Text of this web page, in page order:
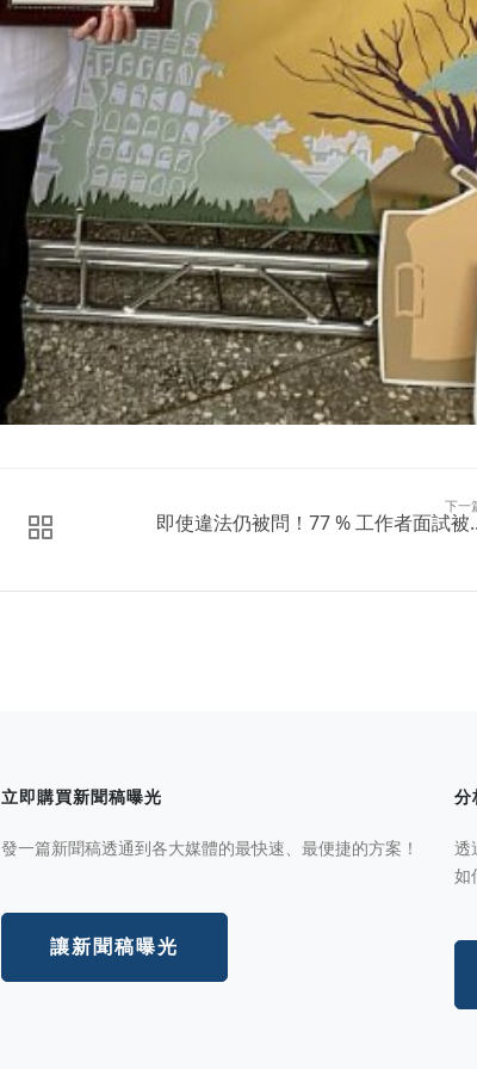
下一
即使違法仍被問！77 % 工作者面試被
立即購買新聞稿曝光
發一篇新聞稿透通到各大媒體的最快速、最便捷的方案！
讓新聞稿曝光
分
透
如